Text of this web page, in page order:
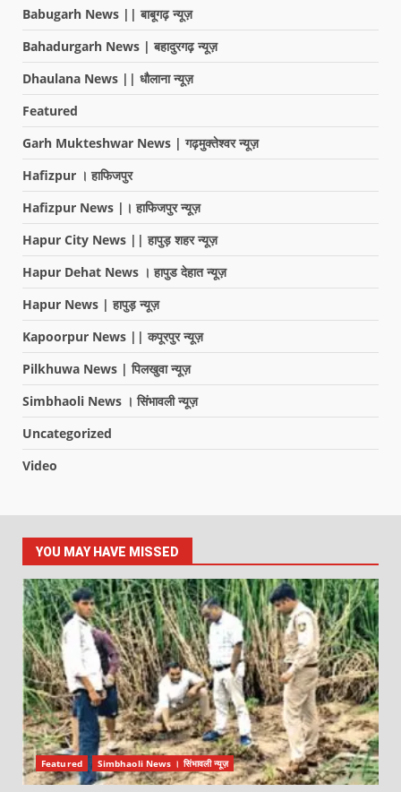
Babugarh News || बाबूगढ़ न्यूज़
Bahadurgarh News | बहादुरगढ़ न्यूज़
Dhaulana News || धौलाना न्यूज़
Featured
Garh Mukteshwar News | गढ़मुक्तेश्वर न्यूज़
Hafizpur । हाफिजपुर
Hafizpur News |। हाफिजपुर न्यूज़
Hapur City News || हापुड़ शहर न्यूज़
Hapur Dehat News । हापुड देहात न्यूज़
Hapur News | हापुड़ न्यूज़
Kapoorpur News || कपूरपुर न्यूज़
Pilkhuwa News | पिलखुवा न्यूज़
Simbhaoli News । सिंभावली न्यूज़
Uncategorized
Video
YOU MAY HAVE MISSED
Featured Simbhaoli News । सिंभावली न्यूज़